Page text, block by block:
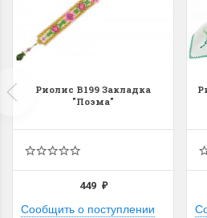
Риолис В199 Закладка
"Поэма"
449 ₽
Сообщить о поступлении